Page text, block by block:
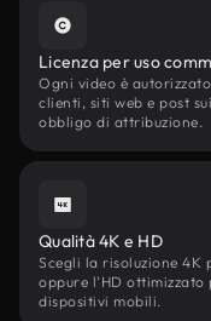
Licenza per uso
Ogni video è
clienti, siti web e post
obbligo di attribuzione.
Qualità 4K e HD
Scegli la risoluzione 4K
oppure l'HD ottimizzato
dispositivi mobili.